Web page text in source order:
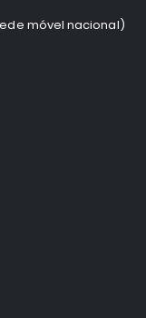
móvel nacional)